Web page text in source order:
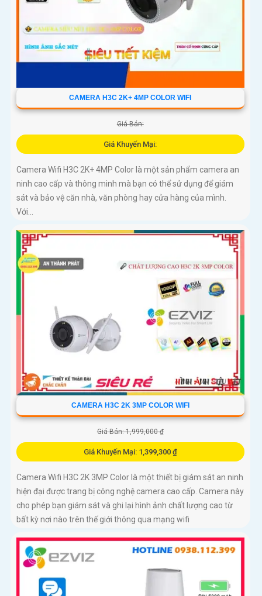
CAMERA H3C 2K+ 4MP COLOR WIFI
Giá Bán:
Giá Khuyến Mại:
Camera Wifi H3C 2K+ 4MP Color là một sản phẩm camera an
ninh cao cấp và thông minh mà bạn có thể sử dụng để giám
sát và bảo vệ căn nhà, văn phòng hay cửa hàng của mình.
Với...
CAMERA H3C 2K 3MP COLOR WIFI
Giá Bán: 1,999,000 ₫
Giá Khuyến Mại: 1,399,300 ₫
Camera Wifi H3C 2K 3MP Color là một thiết bị giám sát an ninh
hiện đại được trang bị công nghệ camera cao cấp. Camera này
cho phép bạn giám sát và ghi lại hình ảnh chất lượng cao từ
bất kỳ nơi nào trên thế giới thông qua mạng wifi